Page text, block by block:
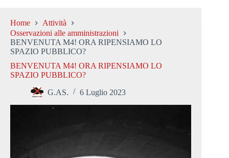
Home
Attività
Osservazioni alle amministrazioni
BENVENUTA M4! ORA RIPENSIAMO LO
SPAZIO PUBBLICO?
BENVENUTA M4! ORA RIPENSIAMO LO
SPAZIO PUBBLICO?
G.AS. 6 Luglio 2023